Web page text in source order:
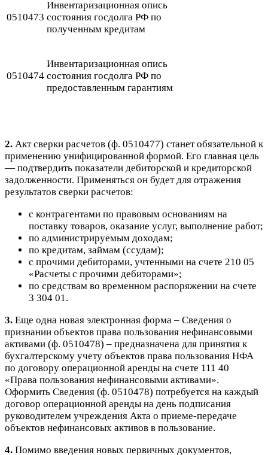
0510473
Инвентаризационная опись
состояния госдолга РФ по
полученным кредитам
0510474
Инвентаризационная опись
состояния госдолга РФ по
предоставленным гарантиям
2. Акт сверки расчетов (ф. 0510477) станет обязательной к
применению унифицированной формой. Его главная цель
— подтвердить показатели дебиторской и кредиторской
задолженности. Применяться он будет для отражения
результатов сверки расчетов:
с контрагентами по правовым основаниям на
поставку товаров, оказание услуг, выполнение работ;
по администрируемым доходам;
по кредитам, займам (ссудам);
с прочими дебиторами, учтенными на счете 210 05
«Расчеты с прочими дебиторами»;
по средствам во временном распоряжении на счете
3 304 01.
3. Еще одна новая электронная форма – Сведения о
признании объектов права пользования нефинансовыми
активами (ф. 0510478) – предназначена для принятия к
бухгалтерскому учету объектов права пользования НФА
по договору операционной аренды на счете 111 40
«Права пользования нефинансовыми активами».
Оформить Сведения (ф. 0510478) потребуется на каждый
договор операционной аренды на день подписания
руководителем учреждения Акта о приеме-передаче
объектов нефинансовых активов в пользование.
4. Помимо введения новых первичных документов,